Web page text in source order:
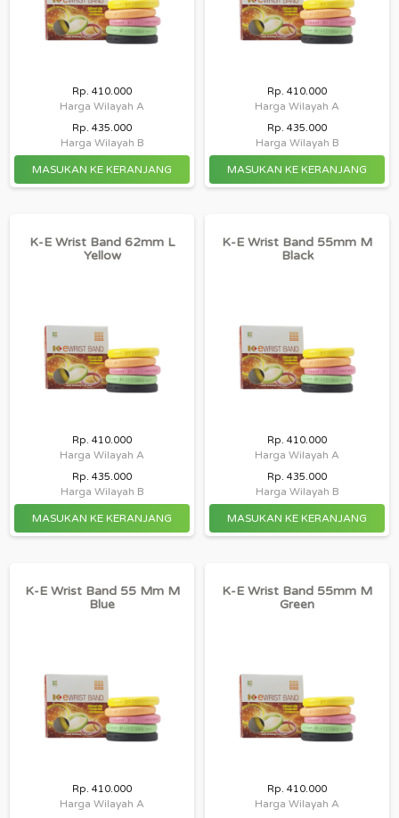
Rp. 410.000
Harga Wilayah A
Rp. 435.000
Harga Wilayah B
Rp. 410.000
Harga Wilayah A
Rp. 435.000
Harga Wilayah B
K-E Wrist Band 62mm L
Yellow
Rp. 410.000
Harga Wilayah A
Rp. 435.000
Harga Wilayah B
K-E Wrist Band 55mm M
Black
Rp. 410.000
Harga Wilayah A
Rp. 435.000
Harga Wilayah B
K-E Wrist Band 55 Mm M
Blue
Rp. 410.000
Harga Wilayah A
K-E Wrist Band 55mm M
Green
Rp. 410.000
Harga Wilayah A